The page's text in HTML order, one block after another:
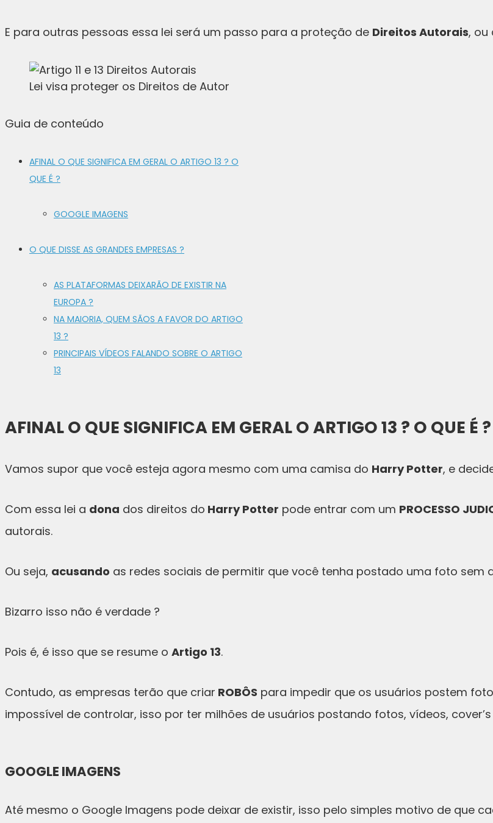
E para outras pessoas essa lei será um passo para a proteção de Direitos Autorais, ou
Lei visa proteger os Direitos de Autor
Guia de conteúdo
AFINAL O QUE SIGNIFICA EM GERAL O ARTIGO 13 ? O
QUE É ?
GOOGLE IMAGENS
O QUE DISSE AS GRANDES EMPRESAS ?
AS PLATAFORMAS DEIXARÃO DE EXISTIR NA
EUROPA ?
NA MAIORIA, QUEM SÃOS A FAVOR DO ARTIGO
13 ?
PRINCIPAIS VÍDEOS FALANDO SOBRE O ARTIGO
13
AFINAL O QUE SIGNIFICA EM GERAL O ARTIGO 13 ? O QUE É ?
Vamos supor que você esteja agora mesmo com uma camisa do Harry Potter, e
Com essa lei a dona dos direitos do Harry Potter pode entrar com um PROCESSO
autorais.
Ou seja, acusando as redes sociais de permitir que você tenha postado uma foto sem
Bizarro isso não é verdade ?
Pois é, é isso que se resume o Artigo 13.
Contudo, as empresas terão que criar ROBÔS para impedir que os usuários postem
impossível de controlar, isso por ter milhões de usuários postando fotos, vídeos,
GOOGLE IMAGENS
Até mesmo o Google Imagens pode deixar de existir, isso pelo simples motivo de que